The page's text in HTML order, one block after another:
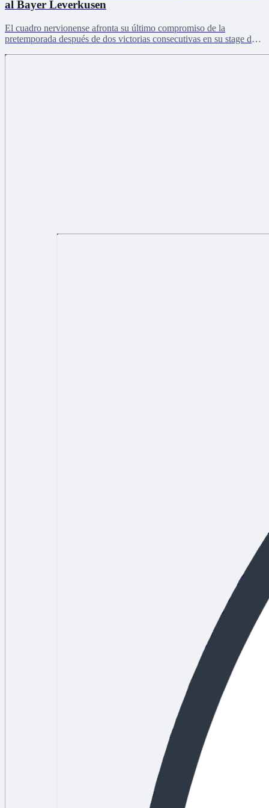
al Bayer Leverkusen
El cuadro nervionense afronta su último compromiso de la
pretemporada después de dos victorias consecutivas en su stage de